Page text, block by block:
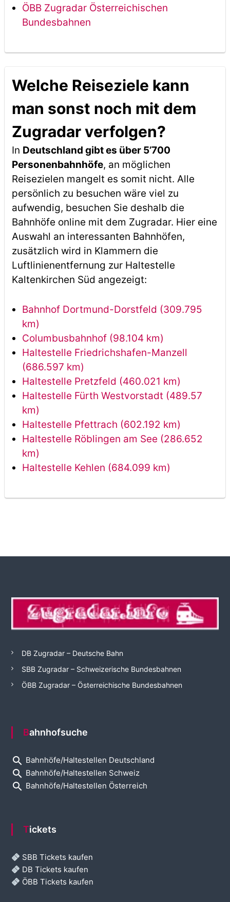
ÖBB Zugradar Österreichischen
Bundesbahnen
Welche Reiseziele kann
man sonst noch mit dem
Zugradar verfolgen?
In Deutschland gibt es über 5’700
Personenbahnhöfe, an möglichen
Reisezielen mangelt es somit nicht. Alle
persönlich zu besuchen wäre viel zu
aufwendig, besuchen Sie deshalb die
Bahnhöfe online mit dem Zugradar. Hier eine
Auswahl an interessanten Bahnhöfen,
zusätzlich wird in Klammern die
Luftlinienentfernung zur Haltestelle
Kaltenkirchen Süd angezeigt:
Bahnhof Dortmund-Dorstfeld (309.795
km)
Columbusbahnhof (98.104 km)
Haltestelle Friedrichshafen-Manzell
(686.597 km)
Haltestelle Pretzfeld (460.021 km)
Haltestelle Fürth Westvorstadt (489.57
km)
Haltestelle Pfettrach (602.192 km)
Haltestelle Röblingen am See (286.652
km)
Haltestelle Kehlen (684.099 km)
DB Zugradar – Deutsche Bahn
SBB Zugradar – Schweizerische Bundesbahnen
ÖBB Zugradar – Österreichische Bundesbahnen
Bahnhofsuche
search Bahnhöfe/Haltestellen Deutschland
search Bahnhöfe/Haltestellen Schweiz
search Bahnhöfe/Haltestellen Österreich
Tickets
SBB Tickets kaufen
DB Tickets kaufen
ÖBB Tickets kaufen